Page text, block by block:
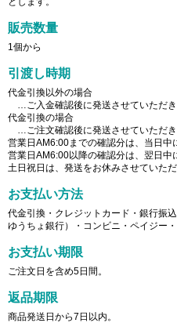
販売数量
1個から
引渡し時期
代金引換以外の場合
…ご入金確認後に発送させていただき
代金引換の場合
…ご注文確認後に発送させていただき
営業日AM6:00までの確認分は、当日中
営業日AM6:00以降の確認分は、翌日中
土日祝日は、発送をお休みさせていた
お支払い方法
代金引換・クレジットカード・銀行振
ゆうちょ銀行）・コンビニ・ペイジー
お支払い期限
ご注文日を含め5日間。
返品期限
商品発送日から7日以内。